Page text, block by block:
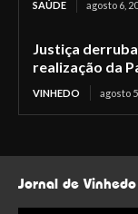
SAÚDE agosto 6,
Justiça
realização da
VINHEDO agosto
Jornal de Vinhedo